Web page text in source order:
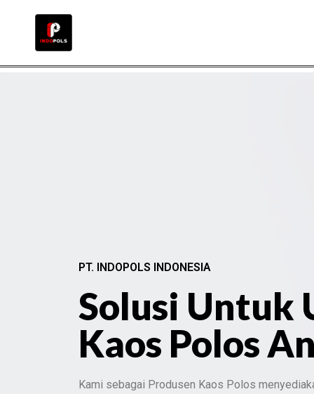
PT. INDOPOLS INDONESIA
Solusi Untuk
Kaos Polos
Kami sebagai Produsen Kaos Polos